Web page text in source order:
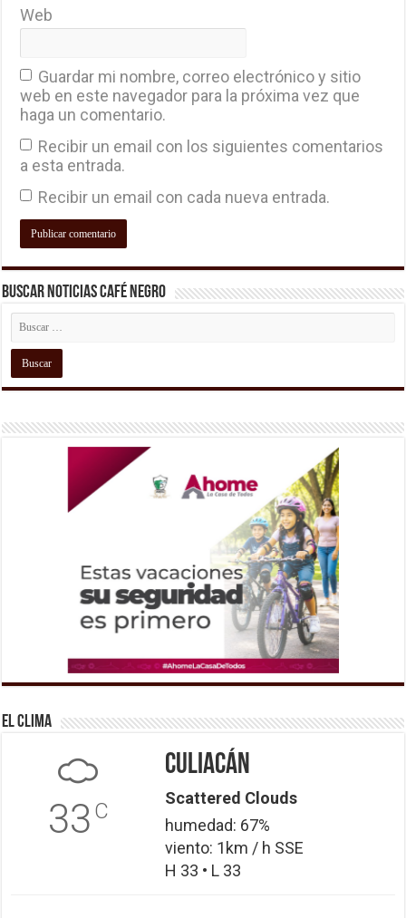
Web
Guardar mi nombre, correo electrónico y sitio
web en este navegador para la próxima vez que
haga un comentario.
Recibir un email con los siguientes comentarios
a esta entrada.
Recibir un email con cada nueva entrada.
Buscar Noticias Café Negro
El Clima
33 C
Culiacán
Scattered Clouds
humedad: 67%
viento: 1km / h SSE
H 33 • L 33